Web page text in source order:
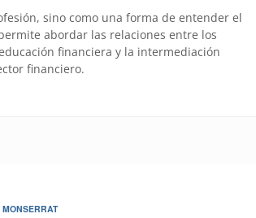
sino como una forma de entender el
abordar las relaciones entre los
financiera y la intermediación
financiero.